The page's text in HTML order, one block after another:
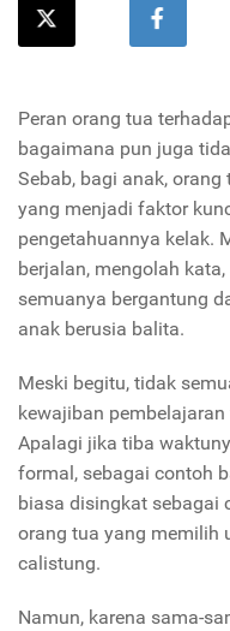
Peran orang tua
bagaimana pun juga
Sebab, bagi anak,
yang menjadi faktor
pengetahuannya kelak.
berjalan, mengolah
semuanya bergantung
anak berusia balita.
Meski begitu, tidak
kewajiban
Apalagi jika tiba
formal, sebagai contoh
biasa disingkat sebagai
orang tua yang memilih
calistung.
Namun, karena sama-